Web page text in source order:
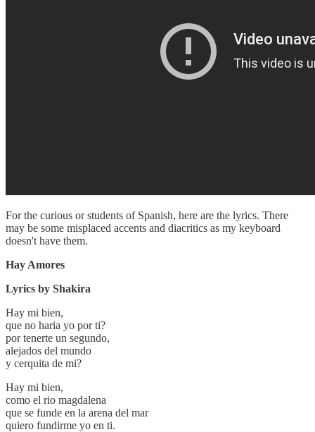
For the curious or students of Spanish, here are the lyrics. There
may be some misplaced accents and diacritics as my keyboard
doesn't have them.
Hay Amores
Lyrics by Shakira
Hay mi bien,
que no haria yo por ti?
por tenerte un segundo,
alejados del mundo
y cerquita de mi?
Hay mi bien,
como el rio magdalena
que se funde en la arena del mar
quiero fundirme yo en ti.